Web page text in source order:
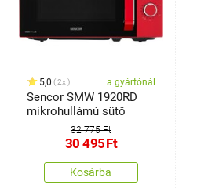
5,0 2x a gyártónál
Sencor SMW 1920RD
mikrohullámú sütő
32 775 Ft
30 495Ft
Kosárba